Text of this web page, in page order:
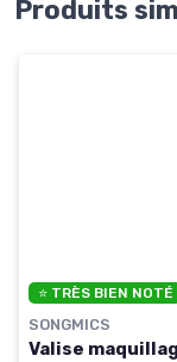
Produits
⭐ TRÈS BIEN NOTÉ
SONGMICS
Valise